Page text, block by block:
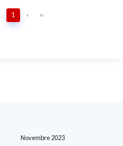
1 › ››
Novembre 2023